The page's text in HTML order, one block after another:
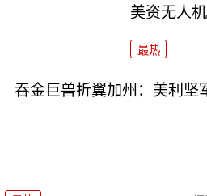
美资无人机
最热
吞金巨兽折翼加州：美利坚